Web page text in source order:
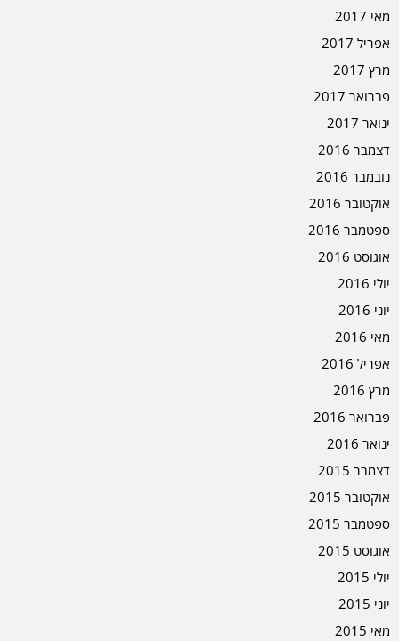
מאי 2017
אפריל 2017
מרץ 2017
פברואר 2017
ינואר 2017
דצמבר 2016
נובמבר 2016
אוקטובר 2016
ספטמבר 2016
אוגוסט 2016
יולי 2016
יוני 2016
מאי 2016
אפריל 2016
מרץ 2016
פברואר 2016
ינואר 2016
דצמבר 2015
אוקטובר 2015
ספטמבר 2015
אוגוסט 2015
יולי 2015
יוני 2015
מאי 2015